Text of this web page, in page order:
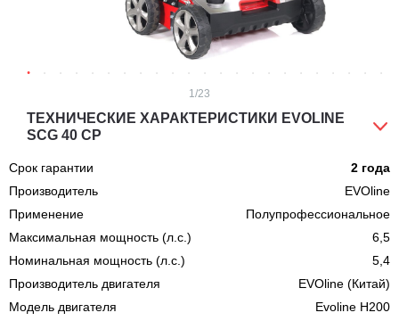
1 /23
ТЕХНИЧЕСКИЕ ХАРАКТЕРИСТИКИ EVOLINE
SCG 40 CP
Срок гарантии
2 года
Производитель
EVOline
Применение
Полупрофессиональное
Максимальная мощность (л.с.)
6,5
Номинальная мощность (л.с.)
5,4
Производитель двигателя
EVOline (Китай)
Модель двигателя
Evoline H200